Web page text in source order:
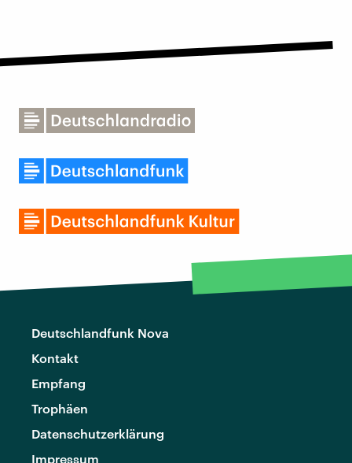
Deutschlandfunk Nova
Kontakt
Empfang
Trophäen
Datenschutzerklärung
Impressum